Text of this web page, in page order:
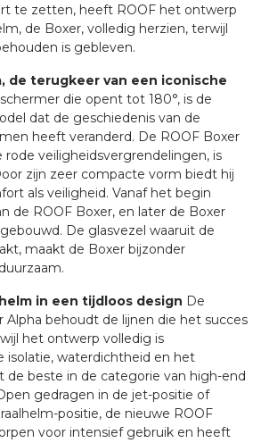
te zetten, heeft ROOF het ontwerp
de Boxer, volledig herzien, terwijl
is gebleven.
de terugkeer van een iconische
die opent tot 180°, is de
dat de geschiedenis van de
heeft veranderd. De ROOF Boxer
veiligheidsvergrendelingen, is
zijn zeer compacte vorm biedt hij
als veiligheid. Vanaf het begin
de ROOF Boxer, en later de Boxer
De glasvezel waaruit de
maakt de Boxer bijzonder
in een tijdloos design De
Alpha behoudt de lijnen die het succes
het ontwerp volledig is
isolatie, waterdichtheid en het
beste in de categorie van high-end
gedragen in de jet-positie of
positie, de nieuwe ROOF
voor intensief gebruik en heeft